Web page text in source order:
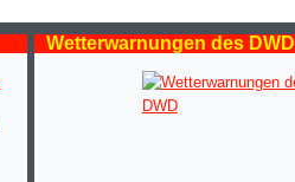
Wetterwarnungen des DWD